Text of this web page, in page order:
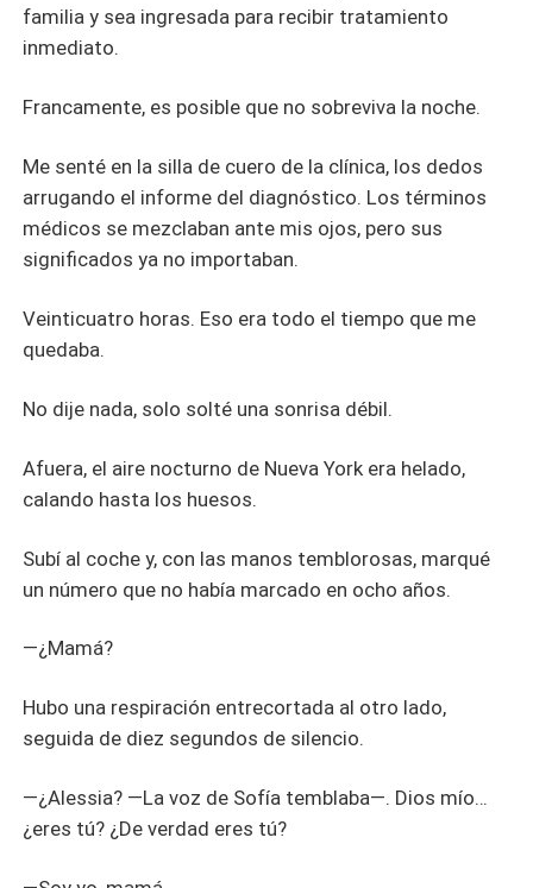
nombre. Me quité el anillo de compromiso del dedo y lo
puse en la mesa. Les di a Carina todas las cosas que
quedaban solo unos pocos días de vida. Pero entonces
no sabían que, en medio de la ruina de la familia Moretti,
mi regreso.
familia y sea ingresada para recibir tratamiento
inmediato.
Francamente, es posible que no sobreviva la noche.
Me senté en la silla de cuero de la clínica, los dedos
arrugando el informe del diagnóstico. Los términos
médicos se mezclaban ante mis ojos, pero sus
significados ya no importaban.
Veinticuatro horas. Eso era todo el tiempo que me
quedaba.
No dije nada, solo solté una sonrisa débil.
Afuera, el aire nocturno de Nueva York era helado,
calando hasta los huesos.
Subí al coche y, con las manos temblorosas, marqué
un número que no había marcado en ocho años.
—¿Mamá?
Hubo una respiración entrecortada al otro lado,
seguida de diez segundos de silencio.
—¿Alessia? —La voz de Sofía temblaba—. Dios mío…
¿eres tú? ¿De verdad eres tú?